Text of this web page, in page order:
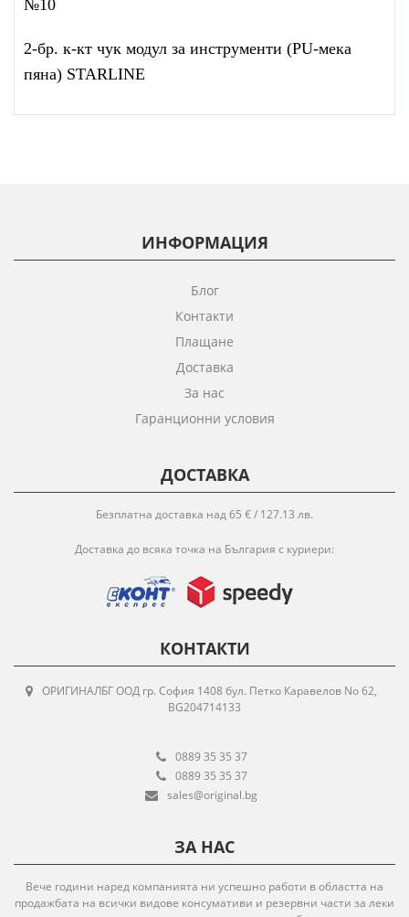
№10
2-бр. к-кт чук модул за инструменти (PU-мека
пяна) STARLINE
ИНФОРМАЦИЯ
Блог
Контакти
Плащане
Доставка
За нас
Гаранционни условия
ДОСТАВКА
Безплатна доставка над 65 € / 127.13 лв.
Доставка до всяка точка на България с куриери:
КОНТАКТИ
ОРИГИНАЛБГ ООД гр. София 1408 бул. Петко Каравелов No 62,
BG204714133
0889 35 35 37
0889 35 35 37
sales@original.bg
ЗА НАС
Вече години наред компанията ни успешно работи в областта на
продажбата на всички видове консумативи и резервни части за леки